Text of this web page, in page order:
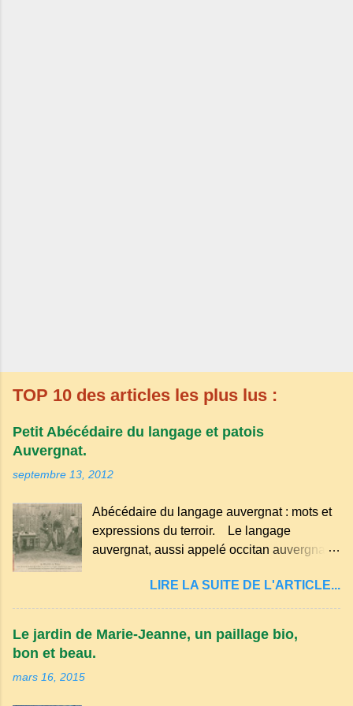
TOP 10 des articles les plus lus :
Petit Abécédaire du langage et patois
Auvergnat.
septembre 13, 2012
Abécédaire du langage auvergnat : mots et
expressions du terroir. Le langage
auvergnat, aussi appelé occitan auvergnat ,
principalement en Auvergne et dans
certaines parties du Massif central . Il
et est classé parmi les dialectes du nord-
LIRE LA SUITE DE L'ARTICLE...
Le jardin de Marie-Jeanne, un paillage bio,
bon et beau.
mars 16, 2015